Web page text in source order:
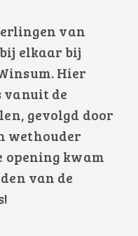
van
elkaar bij
Hier
vanuit de
gevolgd door
wethouder
opening kwam
van de